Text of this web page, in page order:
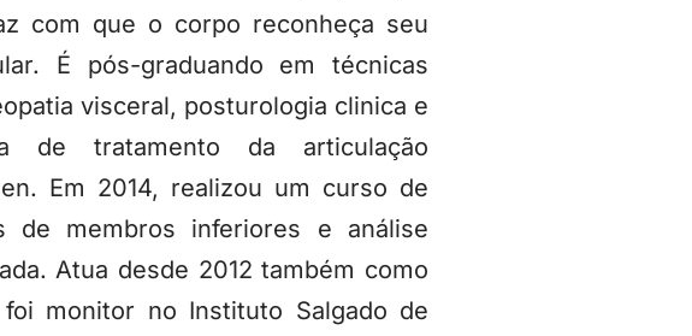
com que o corpo reconheça seu
É pós-graduando em técnicas
visceral, posturologia clinica e
de tratamento da articulação
Em 2014, realizou um curso de
de membros inferiores e análise
Atua desde 2012 também como
monitor no Instituto Salgado de